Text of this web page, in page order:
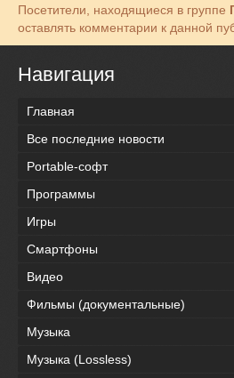
Посетители, находящиеся в группе
оставлять комментарии к данной
Навигация
Главная
Все последние новости
Portable-софт
Программы
Игры
Смартфоны
Видео
Фильмы (документальные)
Музыка
Музыка (Lossless)